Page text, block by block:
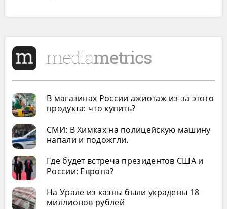
В магазинах России ажиотаж из-за этого
продукта: что купить?
СМИ: В Химках на полицейскую машину
напали и подожгли.
Где будет встреча президентов США и
России: Европа?
На Урале из казны были украдены 18
миллионов рублей